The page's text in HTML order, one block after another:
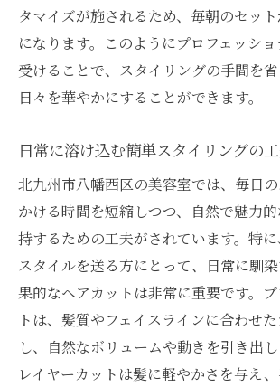
タマイズが施されるため、毎朝のセッ
になります。このようにプロフェッシ
受けることで、スタイリングの手間を省
日々を華やかにすることができます。
日常に溶け込む簡単スタイリングの
北九州市八幡西区の美容室では、毎日
かける時間を短縮しつつ、自然で魅力
持するための工夫がされています。特
スタイルを送る方にとって、日常に馴
果的なヘアカットは非常に重要です。
トは、髪質やフェイスラインに合わせ
し、自然なボリュームや動きを引き出し
レイヤーカットは髪に軽やかさを与え